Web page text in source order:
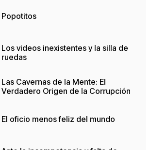
Popotitos
Los videos inexistentes y la silla de
ruedas
Las Cavernas de la Mente: El
Verdadero Origen de la Corrupción
El oficio menos feliz del mundo